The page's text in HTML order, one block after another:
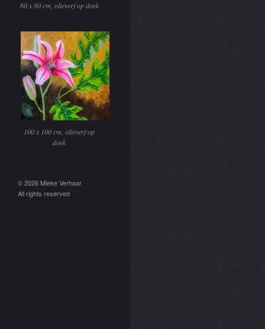
60 x 80 cm, olieverf op doek
100 x 100 cm, olieverf op
doek
© 2026 Mieke Verhaar
All rights reserved